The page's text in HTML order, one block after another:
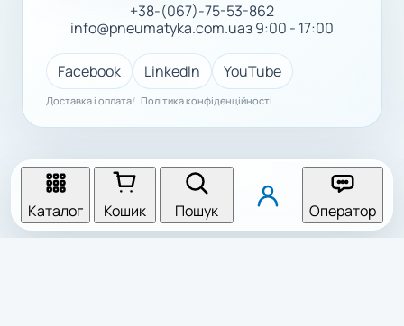
+38-(067)-75-53-862
info@pneumatyka.com.uaз 9:00 - 17:00
Facebook LinkedIn YouTube
Доставка і оплата Політика конфіденційності
Каталог Кошик Пошук Оператор